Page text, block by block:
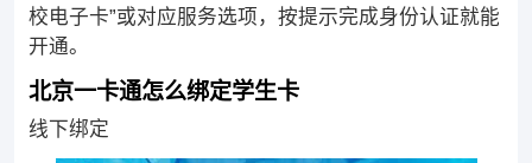
校电子卡”或对应服务选项，按提示完成身份认证就能
开通。
北京一卡通怎么绑定学生卡
线下绑定